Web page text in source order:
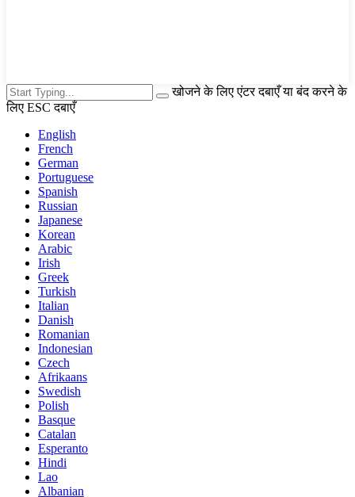
खोजने के लिए एंटर दबाएँ या बंद करने के
लिए ESC दबाएँ
English
French
German
Portuguese
Spanish
Russian
Japanese
Korean
Arabic
Irish
Greek
Turkish
Italian
Danish
Romanian
Indonesian
Czech
Afrikaans
Swedish
Polish
Basque
Catalan
Esperanto
Hindi
Lao
Albanian